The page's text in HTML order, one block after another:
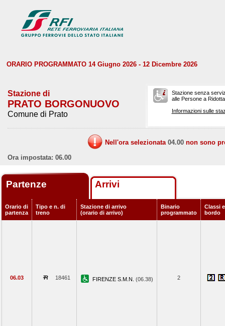
ORARIO PROGRAMMATO 14 Giugno 2026 - 12 Dicembre 2026
Stazione di
PRATO BORGONUOVO
Comune di Prato
Stazione senza
alle Persone a
Informazioni sulle
Nell'ora selezionata 04.00 non sono
Ora impostata: 06.00
Partenze Arrivi
Orario di
partenza
Tipo e n. di
treno
Stazione di arrivo
(orario di arrivo)
Binario
programmato
Classi
bordo
06.03 18461 FIRENZE S.M.N. (06.38) 2